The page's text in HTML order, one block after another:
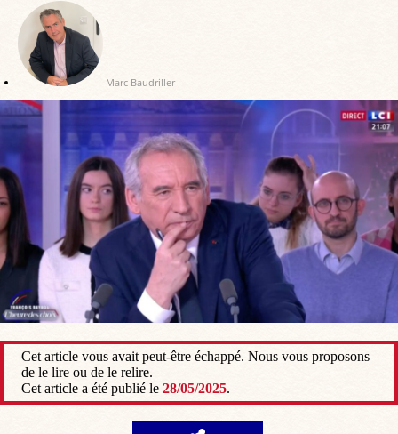
Marc Baudriller
Cet article vous avait peut-être échappé. Nous vous proposons
de le lire ou de le relire.
Cet article a été publié le 28/05/2025.